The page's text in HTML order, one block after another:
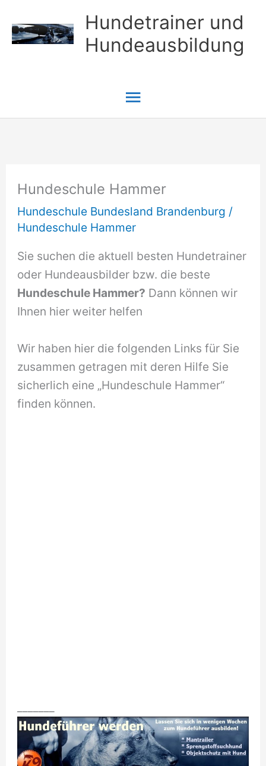
Inhalt
springen
Hundetrainer und
Hundeausbildung
Hauptmenü
Hundeschule Hammer
Hundeschule Bundesland Brandenburg /
Hundeschule Hammer
Sie suchen die aktuell besten Hundetrainer
oder Hundeausbilder bzw. die beste
Hundeschule Hammer? Dann können wir
Ihnen hier weiter helfen
Wir haben hier die folgenden Links für Sie
zusammen getragen mit deren Hilfe Sie
sicherlich eine „Hundeschule Hammer“
finden können.